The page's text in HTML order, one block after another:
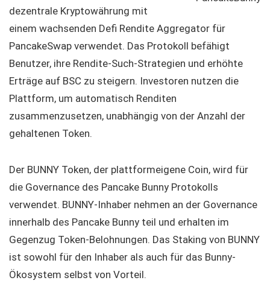
dezentrale Kryptowährung mit
einem wachsenden Defi Rendite Aggregator für
PancakeSwap verwendet. Das Protokoll befähigt
Benutzer, ihre Rendite-Such-Strategien und erhöhte
Erträge auf BSC zu steigern. Investoren nutzen die
Plattform, um automatisch Renditen
zusammenzusetzen, unabhängig von der Anzahl der
gehaltenen Token.
Der BUNNY Token, der plattformeigene Coin, wird für
die Governance des Pancake Bunny Protokolls
verwendet. BUNNY-Inhaber nehmen an der Governance
innerhalb des Pancake Bunny teil und erhalten im
Gegenzug Token-Belohnungen. Das Staking von BUNNY
ist sowohl für den Inhaber als auch für das Bunny-
Ökosystem selbst von Vorteil.